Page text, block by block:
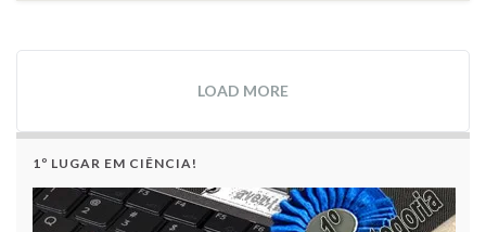
LOAD MORE
1º LUGAR EM CIÊNCIA!